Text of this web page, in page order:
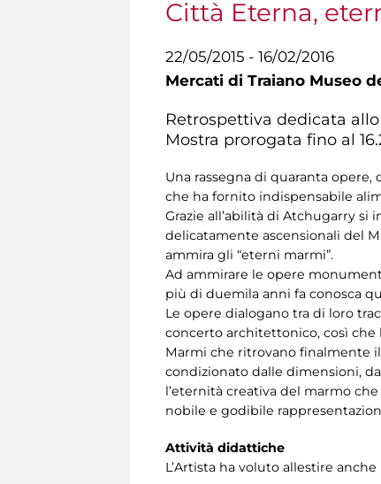
Città Eterna,
22/05/2015 - 16/02/2016
Mercati di Traiano Museo
Retrospettiva dedicata
Mostra prorogata fino al
Una rassegna di quaranta
che ha fornito indispensabile
Grazie all’abilità di Atchugarry
delicatamente ascensionali del
ammira gli “eterni marmi”.
Ad ammirare le opere
più di duemila anni fa conosca
Le opere dialogano tra di loro
concerto architettonico, così che
Marmi che ritrovano finalmente
condizionato dalle dimensioni,
l’eternità creativa del marmo
nobile e godibile
Attività didattiche
L’Artista ha voluto allestire